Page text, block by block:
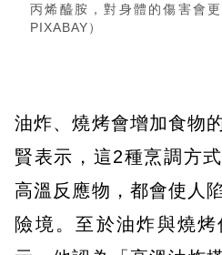
丙烯醯胺，對身體的傷害會
PIXABAY）
油炸、燒烤會增加食物
賢表示，這2種烹調方
高溫反應物，都會使人
險境。至於油炸與燒